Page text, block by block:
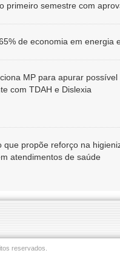
primeiro semestre com
de economia em energia
MP para apurar
com TDAH e Dislexia
que propõe reforço na
atendimentos de saúde
reservados.